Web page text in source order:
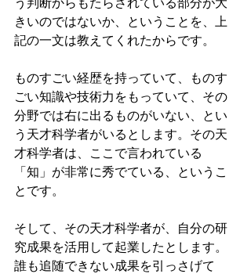
きいのではないか、ということを、上
記の一文は教えてくれたからです。
ものすごい経歴を持っていて、ものす
ごい知識や技術力をもっていて、その
分野では右に出るものがいない、とい
う天才科学者がいるとします。その天
才科学者は、ここで言われている
「知」が非常に秀でている、というこ
とです。
そして、その天才科学者が、自分の研
究成果を活用して起業したとします。
誰も追随できない成果を引っさげて